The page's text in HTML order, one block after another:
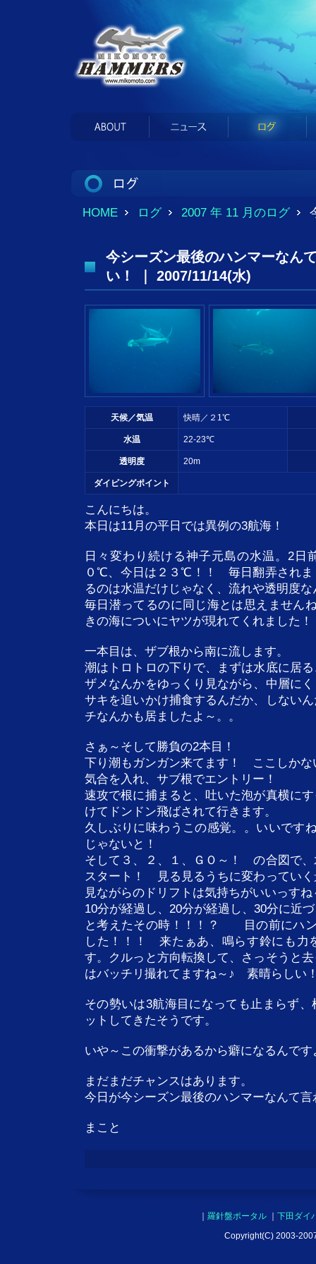
HOME ログ 2007 年 11 月のログ
今シーズン最後のハンマーなん
い！ ｜ 2007/11/14(水)
天候／気温 快晴／２1℃
水温 22-23℃
透明度 20m
ダイビングポイント
こんにちは。
本日は11月の平日では異例の3航海！
日々変わり続ける神子元島の水温。2
０℃、今日は２３℃！！ 毎日翻弄されま
るのは水温だけじゃなく、流れや透明度
毎日潜ってるのに同じ海とは思えません
きの海についにヤツが現れてくれました！
一本目は、ザブ根から南に流します。
潮はトロトロの下りで、まずは水底に居
ザメなんかをゆっくり見ながら、中層に
サキを追いかけ捕食するんだか、しない
チなんかも居ましたよ～。。
さぁ～そして勝負の2本目！
下り潮もガンガン来てます！ ここしかな
気合を入れ、サブ根でエントリー！
速攻で根に捕まると、吐いた泡が真横に
けてドンドン飛ばされて行きます。
久しぶりに味わうこの感覚。。いいで
じゃないと！
そして３、２、１、ＧＯ～！ の合図で
スタート！ 見る見るうちに変わってい
見ながらのドリフトは気持ちがいいっすね
10分が経過し、20分が経過し、30分に近
と考えたその時！！！？ 目の前にハン
した！！！ 来たぁあ、鳴らす鈴にも力
す。クルっと方向転換して、さっそうと
はバッチリ撮れてますね～♪ 素晴らしい
その勢いは3航海目になっても止まらず
ットしてきたそうです。
いや～この衝撃があるから癖になるんで
まだまだチャンスはあります。
今日が今シーズン最後のハンマーなんて言
まこと
羅針盤ポータル
下田ダイ
Copyright(C) 2003-